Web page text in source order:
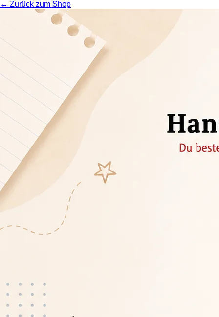
← Zurück zum Shop